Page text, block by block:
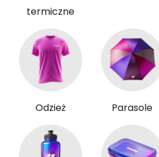
termiczne
Odzież Parasole